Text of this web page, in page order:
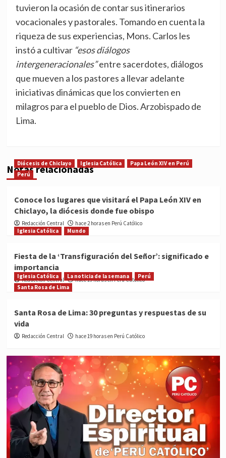
tuvieron la ocasión de contar sus itinerarios
vocacionales y pastorales. Tomando en cuenta la
riqueza de sus experiencias, Mons. Carlos les
instó a cultivar “esos diálogos
intergeneracionales”entre sacerdotes, diálogos
que mueven a los pastores a llevar adelante
iniciativas dinámicas que los convierten en
milagros para el pueblo de Dios. Arzobispado de
Lima.
Notas relacionadas
Diócesis de Chiclayo Iglesia Católica
Papa León XIV en Perú
Perú
Conoce los lugares que visitará el Papa León XIV en
Chiclayo, la diócesis donde fue obispo
Redacción Central
hace 2 horas en Perú Católico
Iglesia Católica
Mundo
Fiesta de la ‘Transfiguración del Señor’: significado e
importancia
Redacción Central hace 19 horas en Perú Católico
Iglesia Católica La noticia de la semana
Perú
Santa Rosa de Lima
Santa Rosa de Lima: 30 preguntas y respuestas de su
vida
Redacción Central hace 19 horas en Perú Católico